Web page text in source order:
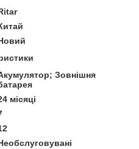
Зовнішня
місяці